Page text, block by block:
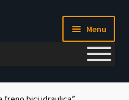
Menu